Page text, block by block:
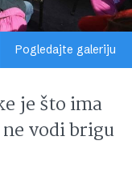
Pogledajte galeriju
je što ima
vodi brigu